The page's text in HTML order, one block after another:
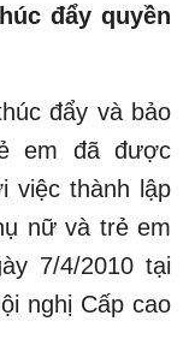
đẩy quyền
đẩy và bảo
em đã được
việc thành lập
nữ và trẻ em
7/4/2010 tại
nghị Cấp cao